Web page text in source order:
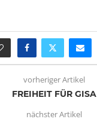
vorheriger Artikel
FREIHEIT FÜR GISA
nächster Artikel